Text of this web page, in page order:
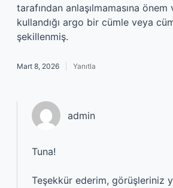
tarafından anlaşılmamasına
kullandığı argo bir cümle veya
şekillenmiş.
Mart 8, 2026 Yanıtla
admin
Tuna!
Teşekkür ederim, görüşleriniz